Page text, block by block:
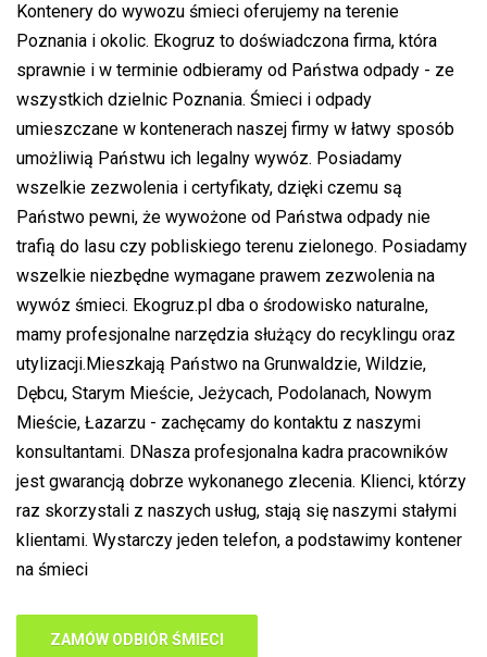
Kontenery do wywozu śmieci oferujemy na terenie
Poznania i okolic. Ekogruz to doświadczona firma, która
sprawnie i w terminie odbieramy od Państwa odpady - ze
wszystkich dzielnic Poznania. Śmieci i odpady
umieszczane w kontenerach naszej firmy w łatwy sposób
umożliwią Państwu ich legalny wywóz. Posiadamy
wszelkie zezwolenia i certyfikaty, dzięki czemu są
Państwo pewni, że wywożone od Państwa odpady nie
trafią do lasu czy pobliskiego terenu zielonego. Posiadamy
wszelkie niezbędne wymagane prawem zezwolenia na
wywóz śmieci. Ekogruz.pl dba o środowisko naturalne,
mamy profesjonalne narzędzia służący do recyklingu oraz
utylizacji.Mieszkają Państwo na Grunwaldzie, Wildzie,
Dębcu, Starym Mieście, Jeżycach, Podolanach, Nowym
Mieście, Łazarzu - zachęcamy do kontaktu z naszymi
konsultantami. DNasza profesjonalna kadra pracowników
jest gwarancją dobrze wykonanego zlecenia. Klienci, którzy
raz skorzystali z naszych usług, stają się naszymi stałymi
klientami. Wystarczy jeden telefon, a podstawimy kontener
na śmieci
ZAMÓW ODBIÓR ŚMIECI